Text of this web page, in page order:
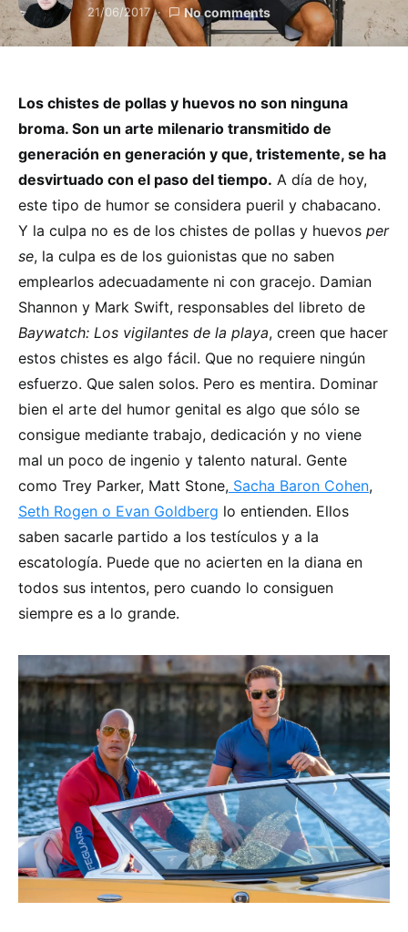
21/06/2017 No comments
Los chistes de pollas y huevos no son ninguna
broma. Son un arte milenario transmitido de
generación en generación y que, tristemente, se ha
desvirtuado con el paso del tiempo. A día de hoy,
este tipo de humor se considera pueril y chabacano.
Y la culpa no es de los chistes de pollas y huevos per
se, la culpa es de los guionistas que no saben
emplearlos adecuadamente ni con gracejo. Damian
Shannon y Mark Swift, responsables del libreto de
Baywatch: Los vigilantes de la playa, creen que hacer
estos chistes es algo fácil. Que no requiere ningún
esfuerzo. Que salen solos. Pero es mentira. Dominar
bien el arte del humor genital es algo que sólo se
consigue mediante trabajo, dedicación y no viene
mal un poco de ingenio y talento natural. Gente
como Trey Parker, Matt Stone, Sacha Baron Cohen,
Seth Rogen o Evan Goldberg lo entienden. Ellos
saben sacarle partido a los testículos y a la
escatología. Puede que no acierten en la diana en
todos sus intentos, pero cuando lo consiguen
siempre es a lo grande.